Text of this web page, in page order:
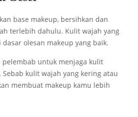
base makeup, bersihkan dan
terlebih dahulu. Kulit wajah yang
olesan makeup yang baik.
pelembab untuk menjaga kulit
kulit wajah yang kering atau
membuat makeup kamu lebih